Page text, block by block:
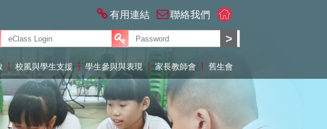
有用連結 聯絡我們
校風與學生支援 學生參與與表現 家長教師會 舊生會